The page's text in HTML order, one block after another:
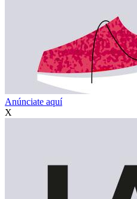
Anúnciate aquí
X